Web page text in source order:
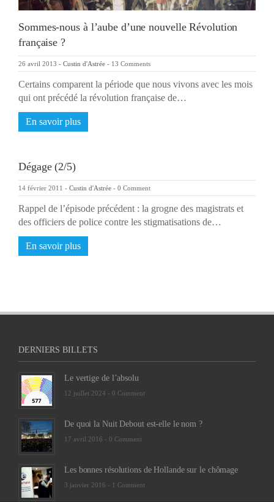
Sommes-nous à l’aube d’une nouvelle Révolution
française ?
26 avril 2013 - Custin d'Astrée - 13 Comments
Certains comparent la période que nous vivons avec les mois
qui ont précédé la révolution française de…
En savoir plus
Dégage (2/5)
14 février 2011 - Custin d'Astrée - 0 Comment
Rappel de l’épisode précédent : la grogne des magistrats et
des officiers de police contre les stigmatisations de…
En savoir plus
DERNIERS BILLETS
Le vertige de l’absolu
12 juillet 2024 - 0 Comment
De quoi la Nuit Debout est-elle le nom ?
17 avril 2016 - 0 Comment
Les bonnes résolutions de Hollande sur le chômage
3 janvier 2016 - 1 Comment